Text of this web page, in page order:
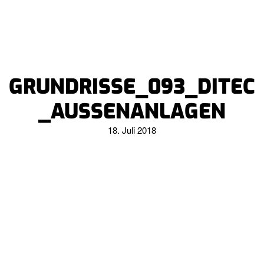
GRUNDRISSE_093_DITEC
_AUSSENANLAGEN
18. Juli 2018